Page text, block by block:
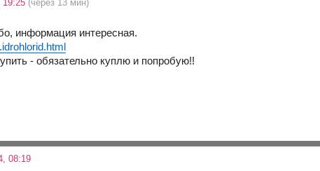
(через 13 мин)
информация интересная.
- обязательно куплю и попробую!!
08:19